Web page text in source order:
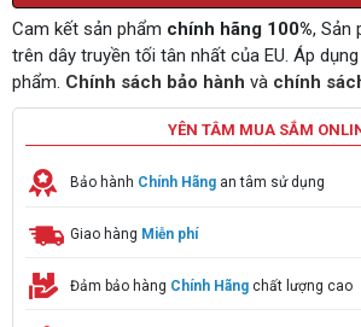
Cam kết sản phẩm chính hãng 100%, Sản
trên dây truyền tối tân nhất của EU. Áp
phẩm. Chính sách bảo hành và chính
YÊN TÂM MUA SẮM
Bảo hành Chính Hãng an tâm sử dụng
Giao hàng Miễn phí
Đảm bảo hàng Chính Hãng chất lượng cao